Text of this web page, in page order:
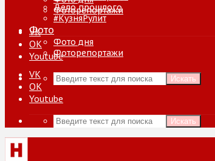
Фоторепортажи
VK
ОК
Youtube
Искать
Дело прошлого
#КузняРулит
Фото
Фото дня
Фоторепортажи
VK
ОК
Youtube
Искать